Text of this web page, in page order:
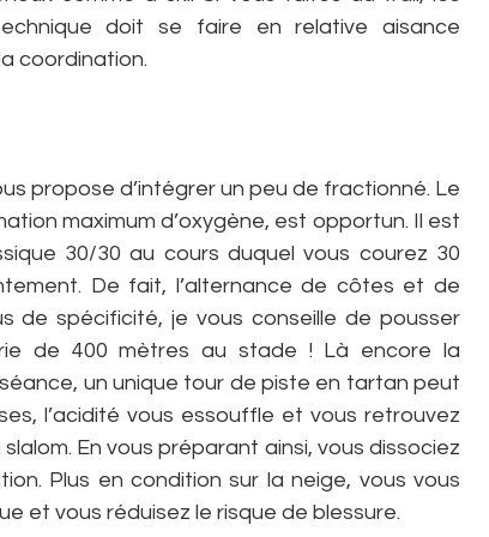
doit se faire en relative aisance
coordination.
propose d’intégrer un peu de fractionné. Le
maximum d’oxygène, est opportun. Il est
30/30 au cours duquel vous courez 30
De fait, l’alternance de côtes et de
de spécificité, je vous conseille de pousser
de 400 mètres au stade ! Là encore la
un unique tour de piste en tartan peut
l’acidité vous essouffle et vous retrouvez
En vous préparant ainsi, vous dissociez
Plus en condition sur la neige, vous vous
et vous réduisez le risque de blessure.